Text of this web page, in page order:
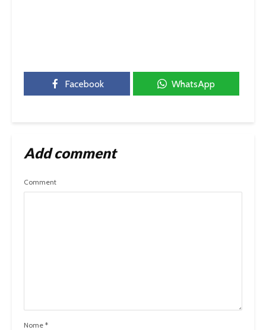
Facebook WhatsApp
Add comment
Comment
Nome *